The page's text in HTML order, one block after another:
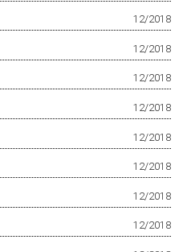
12/2018
12/2018
12/2018
12/2018
12/2018
12/2018
12/2018
12/2018